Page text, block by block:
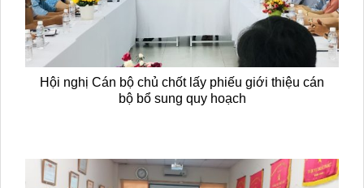
Hội nghị Cán bộ chủ chốt lấy phiếu giới thiệu cán
bộ bổ sung quy hoạch